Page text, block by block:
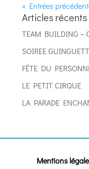
« Entrées
Articles récents
TEAM BUILDING –
SOIREE
FÊTE DU
LE PETIT CIRQUE
LA PARADE
Mentions